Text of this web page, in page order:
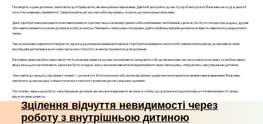
Поговоріть з цією дитиною, запитайте, що її тривожить, які емоції вона переживає. Дайте їй зрозуміти, що ви тут, щоб вислухати. Важливо не осуджувати її
почуття, а навпаки, прийняти їх. Запропонуйте цій частині себе підтримку, скажіть, що вона цінна і важлива.
Далі, спробуйте візуалізувати позитивні моменти з дитинства, коли ви відчували себе поміченими і любленими. Це можуть бути спогади про родину, друзів
або навіть моменти, коли ви досягали успіху в чомусь. Наповніть себе цими спогадами, дайте своїй внутрішній дитині можливість пережити ці радісні миті
знову.
Також важливо займатися творчістю, адже це допомагає вивільнити емоції. Спробуйте малювати, писати або займатися музикою, дозволяючи своїй
внутрішній дитині виражати себе. Це може стати потужним інструментом для зцілення.
Регулярно практикуйте самоспівчуття. Коли ви відчуваєте, що вас не помічають, нагадайте собі, що ви важливі, і ви заслуговуєте на увагу та любов, навіть
якщо інші цього не помічають. Це може бути складно, але з часом ви навчитеся підкріплювати свою самооцінку, спілкуючись з внутрішньою дитиною.
Залучайте до процесу підтримку ззовні — це можуть бути психологи або групи підтримки, де ви зможете ділитися своїми переживаннями. Важливо
пам’ятати, що ви не одні, і спільнота може стати потужним ресурсом у вашому зціленні.
Поступово, через цю роботу з внутрішньою дитиною, ви зможете відновити зв'язок із собою, що допоможе подолати відчуття непоміченості і знову
відчути свою цінність.
Зцілення відчуття невидимості через
роботу з внутрішньою дитиною